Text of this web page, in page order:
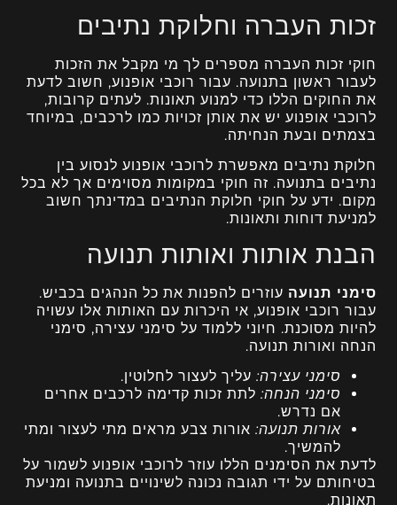
זכות העברה וחלוקת נתיבים
חוקי זכות העברה מספרים לך מי מקבל את הזכות
לעבור ראשון בתנועה. עבור רוכבי אופנוע, חשוב לדעת
את החוקים הללו כדי למנוע תאונות. לעתים קרובות,
לרוכבי אופנוע יש את אותן זכויות כמו לרכבים, במיוחד
בצמתים ובעת הנחיתה.
חלוקת נתיבים מאפשרת לרוכבי אופנוע לנסוע בין
נתיבים בתנועה. זה חוקי במקומות מסוימים אך לא בכל
מקום. ידע על חוקי חלוקת הנתיבים במדינתך חשוב
למניעת דוחות ותאונות.
הבנת אותות ואותות תנועה
סימני תנועה עוזרים להפנות את כל הנהגים בכביש.
עבור רוכבי אופנוע, אי היכרות עם האותות אלו עשויה
להיות מסוכנת. חיוני ללמוד על סימני עצירה, סימני
הנחה ואורות תנועה.
סימני עצירה: עליך לעצור לחלוטין.
סימני הנחה: לתת זכות קדימה לרכבים אחרים
אם נדרש.
אורות תנועה: אורות צבע מראים מתי לעצור ומתי
להמשיך.
לדעת את הסימנים הללו עוזר לרוכבי אופנוע לשמור על
בטיחותם על ידי תגובה נכונה לשינויים בתנועה ומניעת
תאונות.